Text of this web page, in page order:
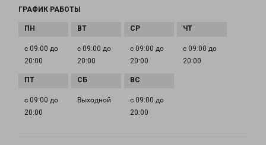
ГРАФИК РАБОТЫ
с 09:00 до
20:00
с 09:00 до
20:00
с 09:00 до
20:00
с 09:00 до
20:00
с 09:00 до
20:00
Выходной
с 09:00 до
20:00